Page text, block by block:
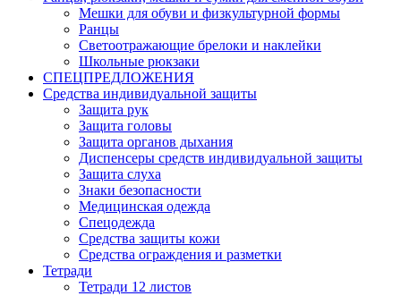
Мешки для обуви и физкультурной формы
Ранцы
Светоотражающие брелоки и наклейки
Школьные рюкзаки
СПЕЦПРЕДЛОЖЕНИЯ
Средства индивидуальной защиты
Защита рук
Защита головы
Защита органов дыхания
Диспенсеры средств индивидуальной защиты
Защита слуха
Знаки безопасности
Медицинская одежда
Спецодежда
Средства защиты кожи
Средства ограждения и разметки
Тетради
Тетради 12 листов